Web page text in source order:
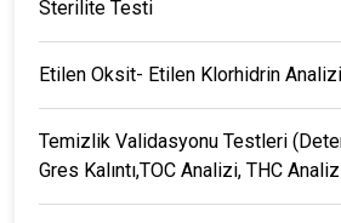
Sterilite Testi
Etilen Oksit- Etilen Klorhidrin Analizi
Temizlik Validasyonu Testleri
Gres Kalıntı,TOC Analizi, THC